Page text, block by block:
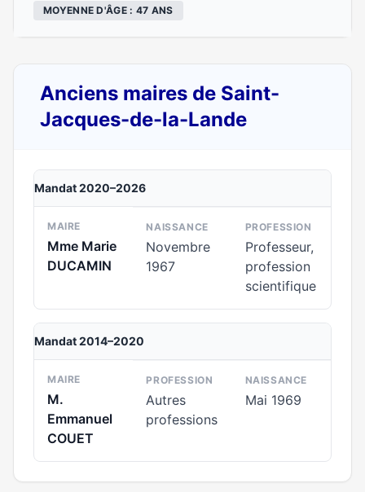
MOYENNE D'ÂGE : 47 ANS
Anciens maires de Saint-
Jacques-de-la-Lande
Mandat 2020–2026
MAIRE
Mme Marie
DUCAMIN
NAISSANCE
Novembre
1967
PROFESSION
Professeur,
profession
scientifique
Mandat 2014–2020
MAIRE
M.
Emmanuel
COUET
PROFESSION
Autres
professions
NAISSANCE
Mai 1969